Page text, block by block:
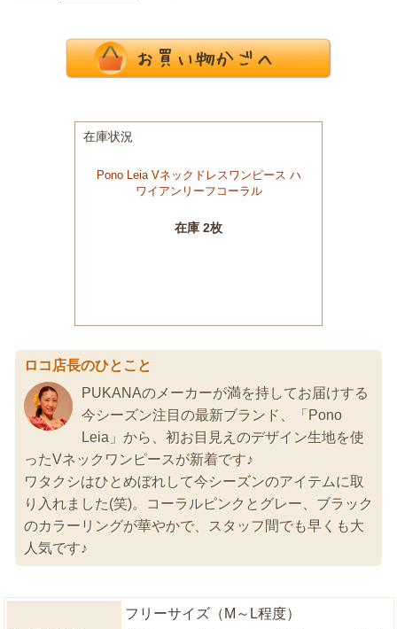
ロコ店長のひとこと
PUKANAのメーカーが満を持してお届けする
今シーズン注目の最新ブランド、「Pono
Leia」から、初お目見えのデザイン生地を使
ったVネックワンピースが新着です♪
ワタクシはひとめぼれして今シーズンのアイテムに取
り入れました(笑)。コーラルピンクとグレー、ブラック
のカラーリングが華やかで、スタッフ間でも早くも大
人気です♪
フリーサイズ（M～L程度）